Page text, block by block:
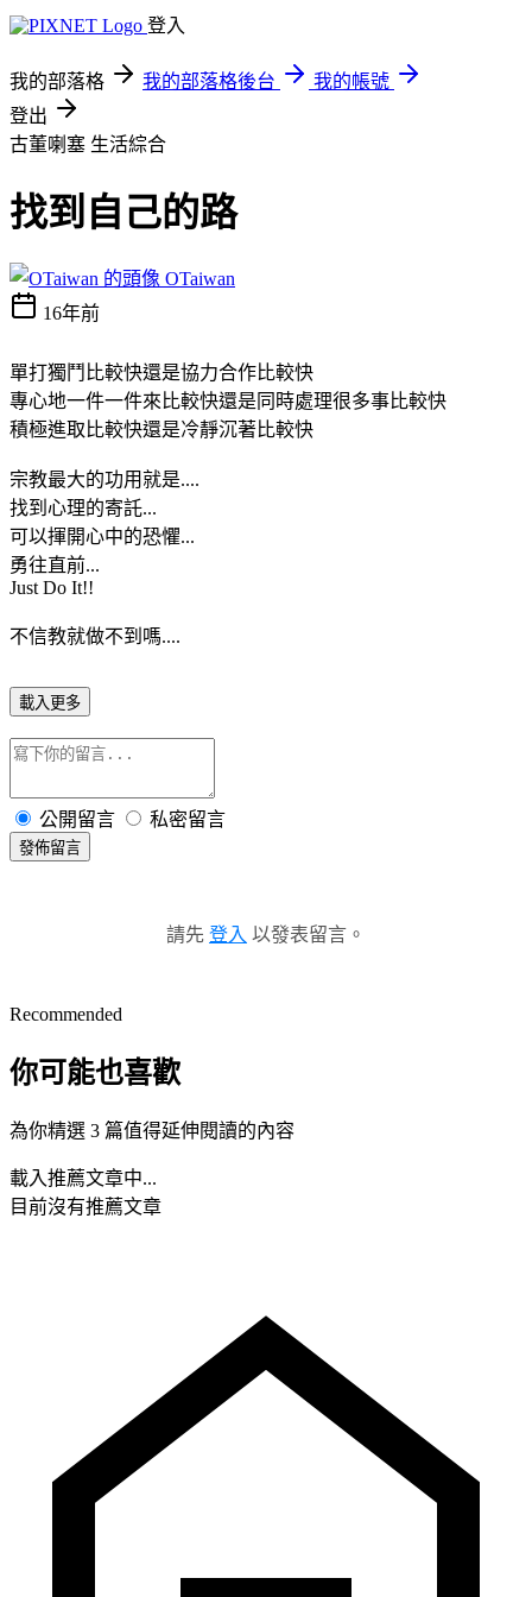
登入
我的部落格 我的部落格後台
我的帳號
登出
古董喇塞 生活綜合
找到自己的路
OTaiwan
16年前
單打獨鬥比較快還是協力合作比較快
專心地一件一件來比較快還是同時處理很多事比較快
積極進取比較快還是冷靜沉著比較快
宗教最大的功用就是....
找到心理的寄託...
可以揮開心中的恐懼...
勇往直前...
Just Do It!!
不信教就做不到嗎....
載入更多
公開留言 私密留言
發佈留言
請先 登入 以發表留言。
Recommended
你可能也喜歡
為你精選 3 篇值得延伸閱讀的內容
載入推薦文章中...
目前沒有推薦文章